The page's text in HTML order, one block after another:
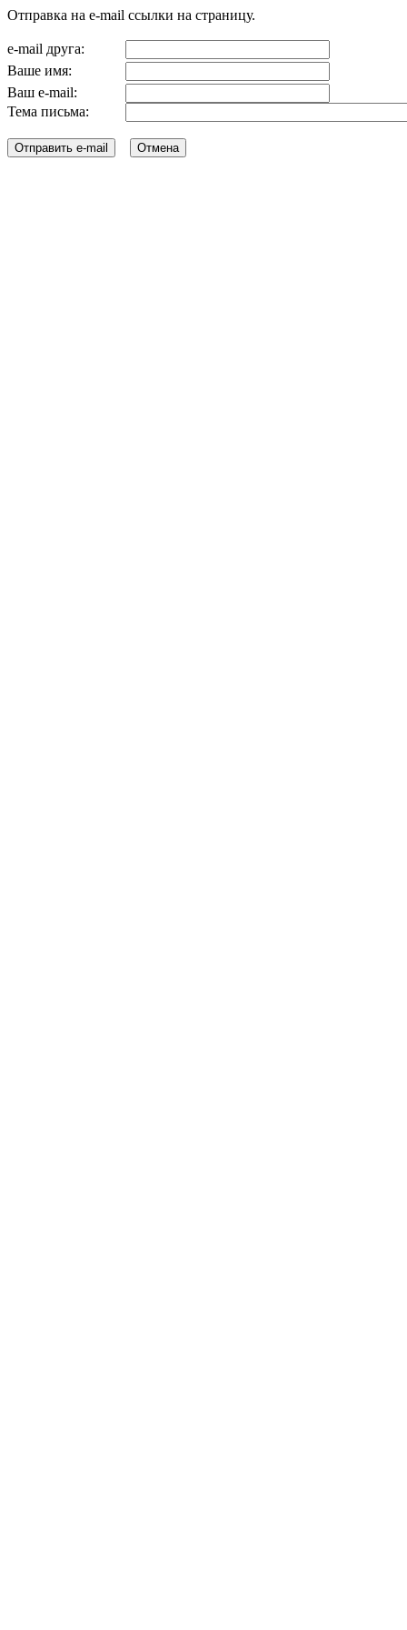
Отправка на e-mail ссылки на страницу.
e-mail друга:
Ваше имя:
Ваш e-mail:
Тема письма: